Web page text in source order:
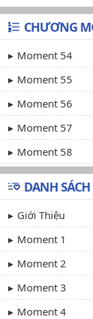
CHƯƠNG
Moment 54
Moment 55
Moment 56
Moment 57
Moment 58
DANH
Giới Thiệu
Moment 1
Moment 2
Moment 3
Moment 4